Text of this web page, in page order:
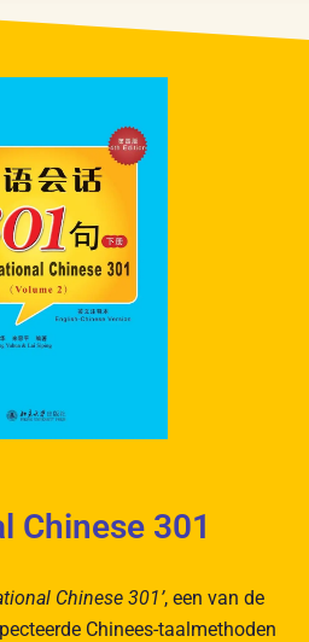
Chinese 301
Chinese 301’, een van de
Chinees-taalmethoden